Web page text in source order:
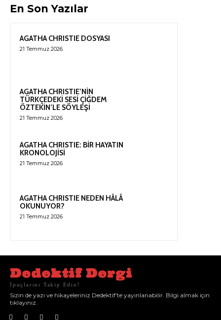
En Son Yazılar
AGATHA CHRISTIE DOSYASI
21 Temmuz 2026
AGATHA CHRISTIE’NİN
TÜRKÇEDEKİ SESİ ÇİĞDEM
ÖZTEKİN’LE SÖYLEŞİ
21 Temmuz 2026
AGATHA CHRISTIE: BİR HAYATIN
KRONOLOJİSİ
21 Temmuz 2026
AGATHA CHRISTIE NEDEN HÂLÂ
OKUNUYOR?
21 Temmuz 2026
Dedektif Dergi
İpuçlarını Takip Edin!
Sizin de yazı ve hikayeleriniz Dedektif'te yayınlanabilir. Bilgi almak için
tıklayınız.